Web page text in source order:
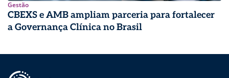
Gestão
CBEXS e AMB ampliam parceria para fortalecer
a Governança Clínica no Brasil